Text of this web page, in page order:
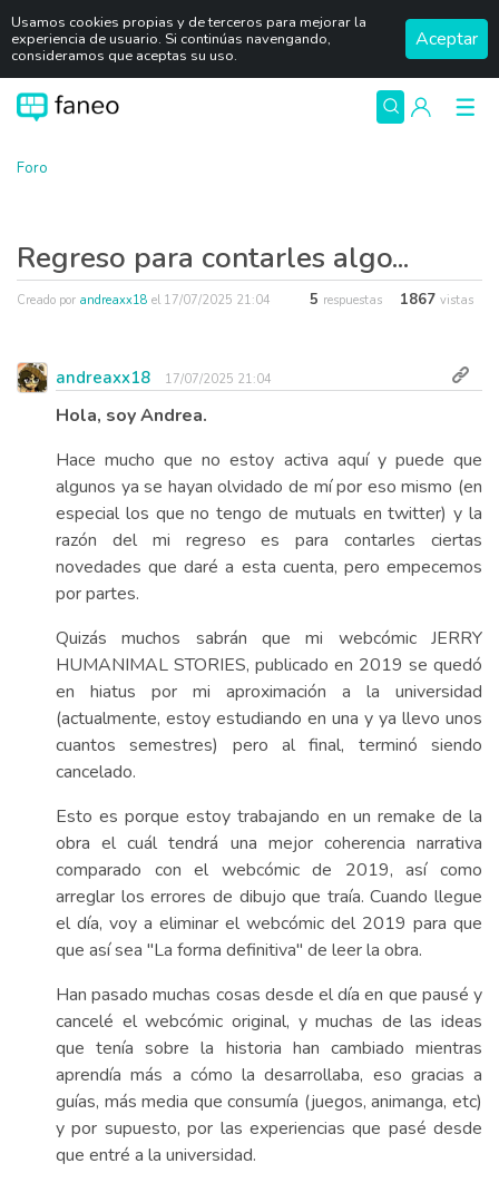
Usamos cookies propias y de terceros para mejorar la
experiencia de usuario. Si continúas navengando,
consideramos que aceptas su uso.
Aceptar
Foro
Regreso para contarles algo...
Creado por andreaxx18 el 17/07/2025 21:04 5 respuestas 1867 vistas
andreaxx18 17/07/2025 21:04
Hola, soy Andrea.
Hace mucho que no estoy activa aquí y puede que
algunos ya se hayan olvidado de mí por eso mismo (en
especial los que no tengo de mutuals en twitter) y la
razón del mi regreso es para contarles ciertas
novedades que daré a esta cuenta, pero empecemos
por partes.
Quizás muchos sabrán que mi webcómic JERRY
HUMANIMAL STORIES, publicado en 2019 se quedó
en hiatus por mi aproximación a la universidad
(actualmente, estoy estudiando en una y ya llevo unos
cuantos semestres) pero al final, terminó siendo
cancelado.
Esto es porque estoy trabajando en un remake de la
obra el cuál tendrá una mejor coherencia narrativa
comparado con el webcómic de 2019, así como
arreglar los errores de dibujo que traía. Cuando llegue
el día, voy a eliminar el webcómic del 2019 para que
que así sea "La forma definitiva" de leer la obra.
Han pasado muchas cosas desde el día en que pausé y
cancelé el webcómic original, y muchas de las ideas
que tenía sobre la historia han cambiado mientras
aprendía más a cómo la desarrollaba, eso gracias a
guías, más media que consumía (juegos, animanga, etc)
y por supuesto, por las experiencias que pasé desde
que entré a la universidad.